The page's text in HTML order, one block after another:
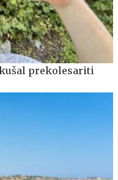
prekolesariti